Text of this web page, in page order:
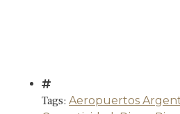
Tags: Aeropuertos